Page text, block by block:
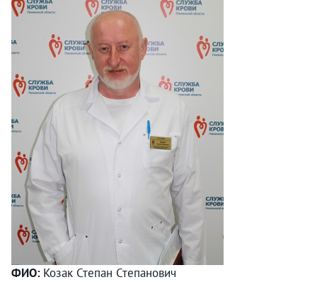
ФИО: Козак Степан Степанович